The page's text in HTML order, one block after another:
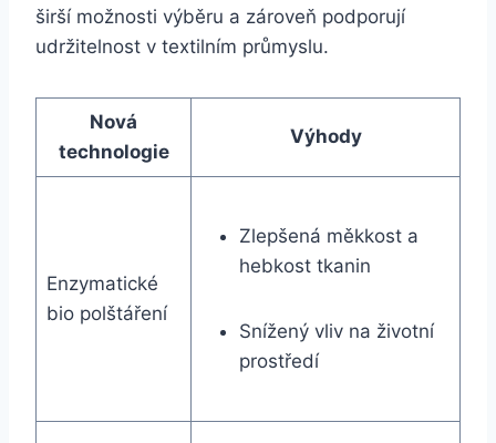
širší možnosti výběru a zároveň‍ podporují
udržitelnost⁢ v textilním průmyslu.
Nová‍
technologie
Výhody
Enzymatické
bio polštáření
Zlepšená měkkost a
hebkost tkanin
Snížený vliv na životní
prostředí